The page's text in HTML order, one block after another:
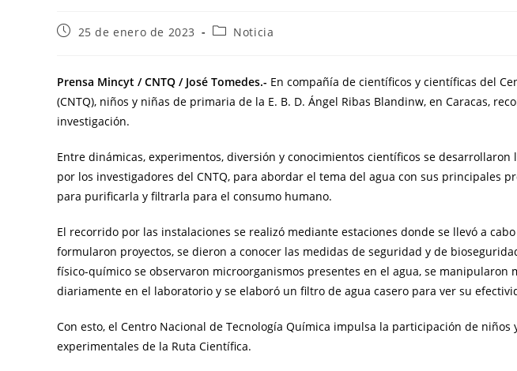
25 de enero de 2023 Noticia
Prensa Mincyt /CNTQ / José Tomedes.- En compañía de científicos y científicas del
(CNTQ), niños y niñas de primaria de la E. B. D. Ángel Ribas Blandinw, en Caracas,
investigación.
Entre dinámicas, experimentos, diversión y conocimientos científicos se desarrollaron
por los investigadores del CNTQ, para abordar el tema del agua con sus principales
para purificarla y filtrarla para el consumo humano.
El recorrido por las instalaciones se realizó mediante estaciones donde se llevó a
formularon proyectos, se dieron a conocer las medidas de seguridad y de
físico-químico se observaron microorganismos presentes en el agua, se manipularon
diariamente en el laboratorio y se elaboró un filtro de agua casero para ver su
Con esto, el Centro Nacional de Tecnología Química impulsa la participación de niños
experimentales de la Ruta Científica.